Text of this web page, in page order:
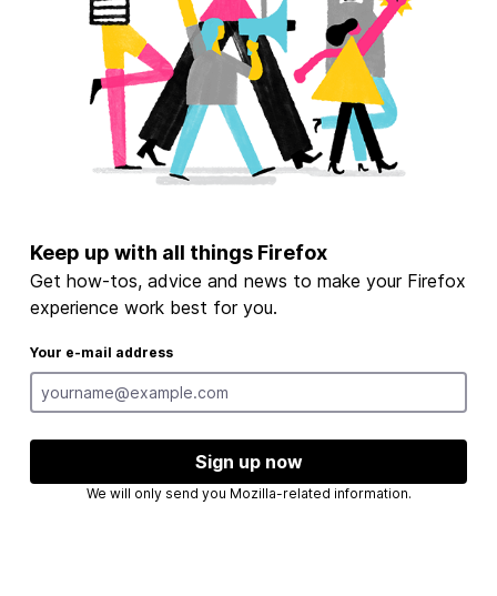
Keep up with all things Firefox
Get how-tos, advice and news to make your Firefox
experience work best for you.
Your e-mail address
Sign up now
We will only send you Mozilla-related information.